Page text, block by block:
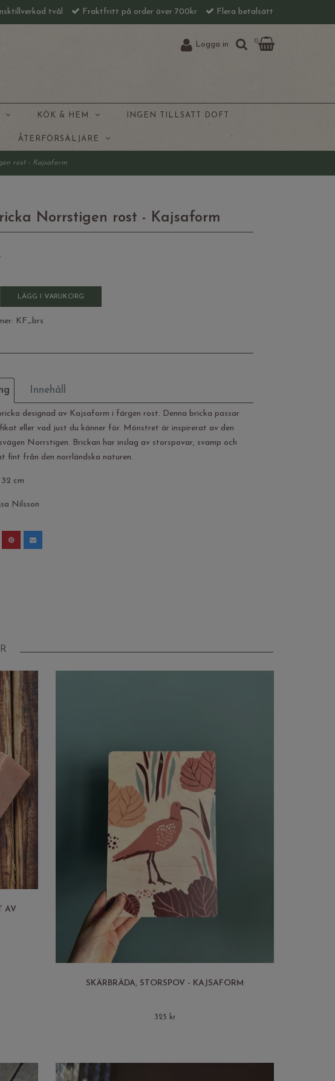
tvål Fraktfritt på order över 700kr Flera betalsätt
Logga in 0
KÖK & HEM INGEN TILLSATT DOFT
ÅTERFÖRSÄLJARE
rost - Kajsaform
Norrstigen rost - Kajsaform
LÄGG I VARUKORG
KF_brs
Innehåll
designad av Kajsaform i färgen rost. Denna bricka passar
eller vad just du känner för. Mönstret är inspirerat av den
Norrstigen. Brickan har inslag av storspovar, svamp och
fint från den norrländska naturen.
cm
Nilsson
AV
SKÄRBRÄDA, STORSPOV - KAJSAFORM
325 kr